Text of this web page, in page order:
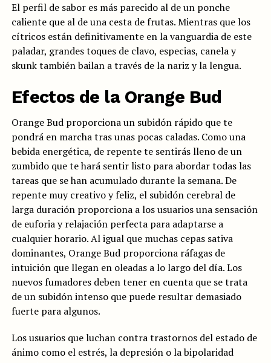
El perfil de sabor es más parecido al de un ponche
caliente que al de una cesta de frutas. Mientras que los
cítricos están definitivamente en la vanguardia de este
paladar, grandes toques de clavo, especias, canela y
skunk también bailan a través de la nariz y la lengua.
Efectos de la Orange Bud
Orange Bud proporciona un subidón rápido que te
pondrá en marcha tras unas pocas caladas. Como una
bebida energética, de repente te sentirás lleno de un
zumbido que te hará sentir listo para abordar todas las
tareas que se han acumulado durante la semana. De
repente muy creativo y feliz, el subidón cerebral de
larga duración proporciona a los usuarios una sensación
de euforia y relajación perfecta para adaptarse a
cualquier horario. Al igual que muchas cepas sativa
dominantes, Orange Bud proporciona ráfagas de
intuición que llegan en oleadas a lo largo del día. Los
nuevos fumadores deben tener en cuenta que se trata
de un subidón intenso que puede resultar demasiado
fuerte para algunos.
Los usuarios que luchan contra trastornos del estado de
ánimo como el estrés, la depresión o la bipolaridad